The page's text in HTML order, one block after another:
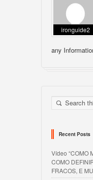
ironguide2
any
Recent Posts
Vídeo “COMO
COMO
FRACOS, E